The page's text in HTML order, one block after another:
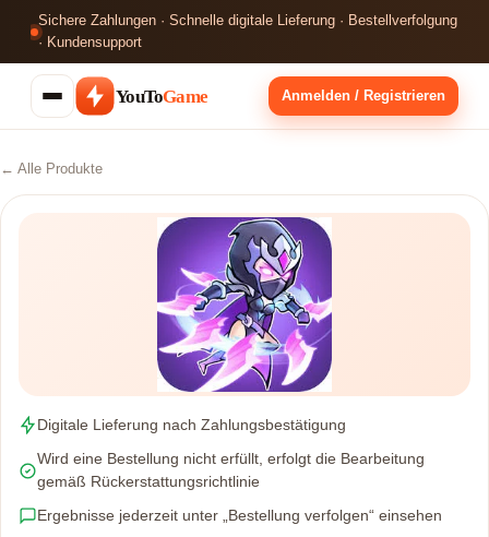
Sichere Zahlungen · Schnelle digitale Lieferung · Bestellverfolgung
· Kundensupport
YouToGame Anmelden / Registrieren
← Alle Produkte
Digitale Lieferung nach Zahlungsbestätigung
Wird eine Bestellung nicht erfüllt, erfolgt die Bearbeitung
gemäß Rückerstattungsrichtlinie
Ergebnisse jederzeit unter „Bestellung verfolgen“ einsehen